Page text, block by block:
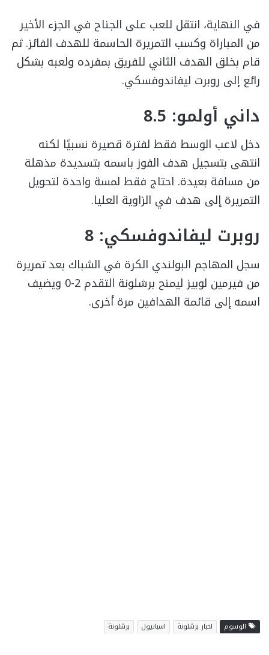
في النهاية، انتقل للعب على الجناح في الجزء الأخير
من المباراة وكسب التمريرة الحاسمة للهدف الفائز. ثم
قام بخلق الهدف الثاني للفريق بمفرده ولعبه بشكل
رائع إلى روبرت ليفاندوفسكي.
داني أولمو: 8.5
دخل لاعب الوسط فقط لفترة قصيرة نسبيًا لكنه
انتهى بتسجيل هدف الفوز باسمه بتسديدة مذهلة
من مسافة بعيدة. احتاج فقط لمسة واحدة لتحويل
التمريرة إلى هدف في الزاوية العليا.
روبرت ليفاندوفسكي: 8
سجل المهاجم البولندي الكرة في الشباك بعد تمريرة
من فيرمين لوبيز ليمنح برشلونة التقدم 2-0 ويضيف
اسمه إلى قائمة الهدافين مرة أخرى.
الوسوم اخبار برشلونة اسبانيول برشلونة